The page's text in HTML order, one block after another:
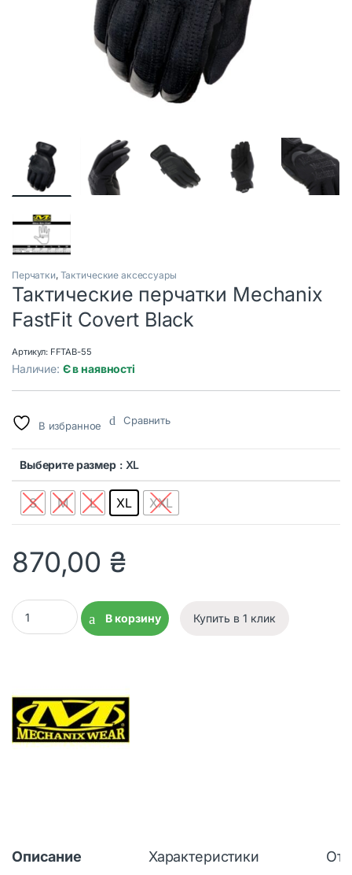
Перчатки, Тактические аксессуары
Тактические перчатки Mechanix
FastFit Covert Black
Артикул: FFTAB-55
Наличие: Є в наявності
В избранное Сравнить
Выберите размер : XL
S M L XL XXL
870,00 ₴
Тактические перчатки Mechanix FastFit Covert Black quantity
В корзину
Купить в 1 клик
Описание Характеристики